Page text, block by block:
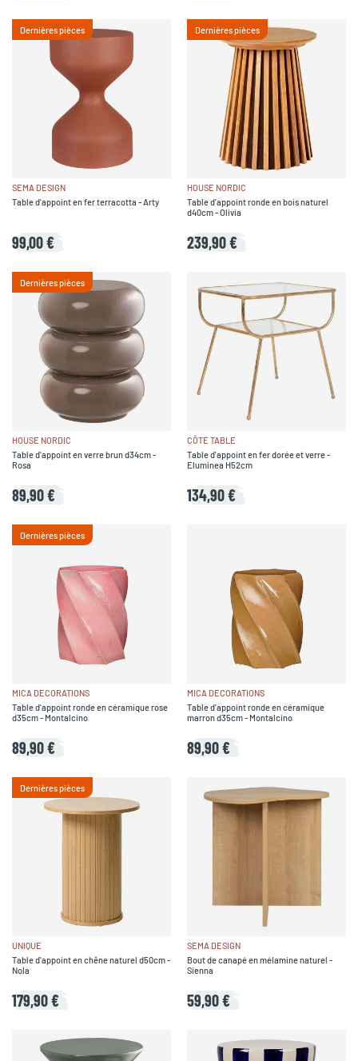
Dernières pièces
SEMA DESIGN
Table d'appoint en fer terracotta - Arty
99,00 €
Dernières pièces
HOUSE NORDIC
Table d'appoint ronde en bois naturel
d40cm - Olivia
239,90 €
Dernières pièces
HOUSE NORDIC
Table d'appoint en verre brun d34cm -
Rosa
89,90 €
CÔTÉ TABLE
Table d'appoint en fer dorée et verre -
Eluminea H52cm
134,90 €
Dernières pièces
MICA DECORATIONS
Table d'appoint ronde en céramique rose
d35cm - Montalcino
89,90 €
MICA DECORATIONS
Table d'appoint ronde en céramique
marron d35cm - Montalcino
89,90 €
Dernières pièces
UNIQUE
Table d'appoint en chêne naturel d50cm -
Nola
179,90 €
SEMA DESIGN
Bout de canapé en mélamine naturel -
Sienna
59,90 €